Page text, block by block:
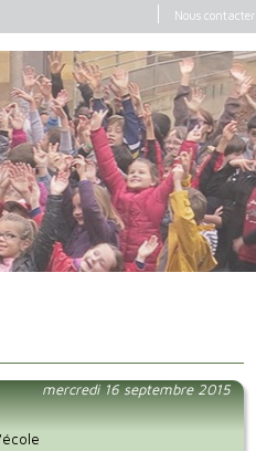
Nous contacter
mercredi 16 septembre 2015